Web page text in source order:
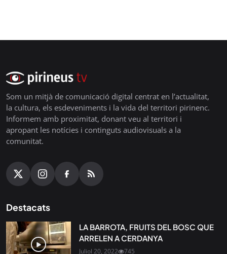
Som un mitjà de comunicació digital centrat en l’actualitat,
la cultura, els esdeveniments i la vida del territori pirinenc.
Informem amb proximitat, donant veu al territori i
apropant les notícies i continguts audiovisuals a la
comunitat.
Destacats
LA BARROTA, FRUITS DEL BOSC QUE
ARRELEN A CERDANYA
Juliol 20, 2022 745